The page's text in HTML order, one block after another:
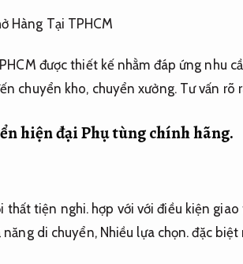
được thiết kế nhằm đáp ứng nhu
chuyển kho, chuyển xưởng. Tư vấn rõ
hiện đạiPhụ tùng chính hãng.
thất tiện nghi. hợp với với điều kiện giao
năng di chuyển, Nhiều lựa chọn. đặc biệt